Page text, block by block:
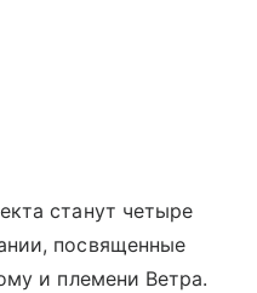
станут четыре
посвященные
и племени Ветра.